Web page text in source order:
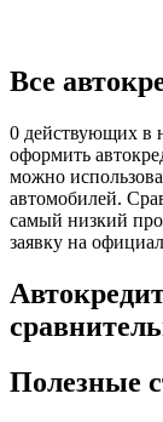
Все
0 действующих в
оформить
можно
автомобилей.
самый низкий
заявку на
Полезные